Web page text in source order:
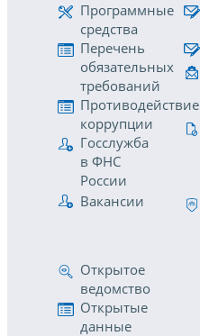
Программные
средства
Перечень
обязательных
требований
Противодействие
коррупции
Госслужба
в ФНС
России
Вакансии
Открытое
ведомство
Открытые
данные